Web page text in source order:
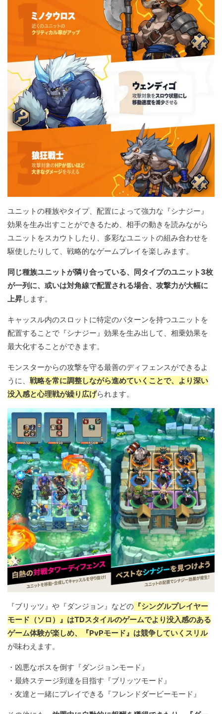
ユニットの種族やタイプ、配置によって強力な『シナジー』
効果を生み出すことができるため、相手の動きを読みながら
ユニットをスカウトしたり、多彩なユニットの組み合わせを
駆使したりして、戦略的なゲームプレイを楽しみます。
同じ種族ユニットが隣り合っている、同タイプのユニット3枚
が一列に、或いは対角線で配置される場合、攻撃力が大幅に
上昇します。
キャッスル内のスロットに特定のパターンを持つユニットを
配置することで『シナジー』効果を生み出して、相乗効果を
最大化することができます。
モンスターからの攻撃を守る最善のディフェンスができるよ
うに、 戦略を常に調整しながら進めていくことで、より深い
没入感と心理戦が繰り広げられます。
『ブリッツ』や『ダンジョン』などの 『シングルプレイヤー
モード（ソロ）』はTDスタイルのゲームでより没入感のある
ゲーム体験が楽しめ、『PvPモード』は競争していくスリル
が味わえます。
・凶悪なボスを倒す『ダンジョンモード』
・最終ステージ到達を目指す『ブリッツモード』
・友達と一緒にプレイできる『フレンドダービーモード』